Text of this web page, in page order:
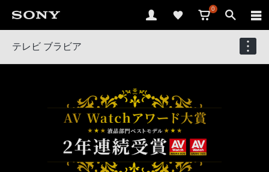
0
テレビ ブラビア